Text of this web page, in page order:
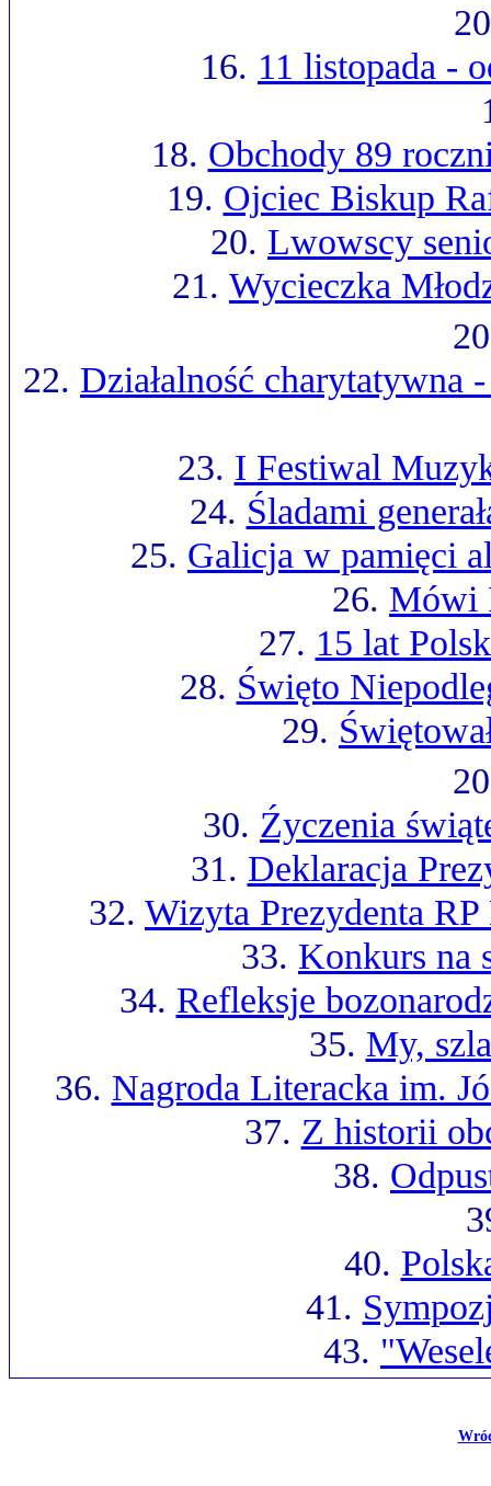
16. 11 listopada -
18. Obchody 89
19. Ojciec Biskup
20. Lwowscy
21. Wycieczka
22. Działalność charytatywna
23. I Festiwal
24. Śladami
25. Galicja w pamięci
26. Mówi
27. 15 lat
28. Święto
29.
30. Źyczenia
31. Deklaracja
32. Wizyta Prezydenta
33. Konkurs na
34. Refleksje
35. My,
36. Nagroda Literacka im.
37. Z historii
38.
40.
41.
43.